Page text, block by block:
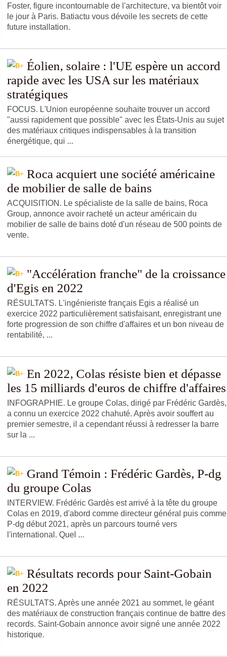
Foster, figure incontournable de l'architecture, va bientôt voir
le jour à Paris. Batiactu vous dévoile les secrets de cette
future installation.
Éolien, solaire : l'UE espère un accord
rapide avec les USA sur les matériaux
stratégiques
FOCUS. L'Union européenne souhaite trouver un accord
"aussi rapidement que possible" avec les États-Unis au sujet
des matériaux critiques indispensables à la transition
énergétique, qui ...
Roca acquiert une société américaine
de mobilier de salle de bains
ACQUISITION. Le spécialiste de la salle de bains, Roca
Group, annonce avoir racheté un acteur américain du
mobilier de salle de bains doté d'un réseau de 500 points de
vente.
"Accélération franche" de la croissance
d'Egis en 2022
RÉSULTATS. L'ingénieriste français Egis a réalisé un
exercice 2022 particulièrement satisfaisant, enregistrant une
forte progression de son chiffre d'affaires et un bon niveau de
rentabilité, ...
En 2022, Colas résiste bien et dépasse
les 15 milliards d'euros de chiffre d'affaires
INFOGRAPHIE. Le groupe Colas, dirigé par Frédéric Gardès,
a connu un exercice 2022 chahuté. Après avoir souffert au
premier semestre, il a cependant réussi à redresser la barre
sur la ...
Grand Témoin : Frédéric Gardès, P-dg
du groupe Colas
INTERVIEW. Frédéric Gardès est arrivé à la tête du groupe
Colas en 2019, d'abord comme directeur général puis comme
P-dg début 2021, après un parcours tourné vers
l'international. Quel ...
Résultats records pour Saint-Gobain
en 2022
RÉSULTATS. Après une année 2021 au sommet, le géant
des matériaux de construction français continue de battre des
records. Saint-Gobain annonce avoir signé une année 2022
historique.